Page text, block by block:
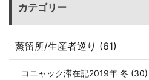
カテゴリー
蒸留所/生産者巡り (61)
コニャック滞在記2019年 冬 (30)